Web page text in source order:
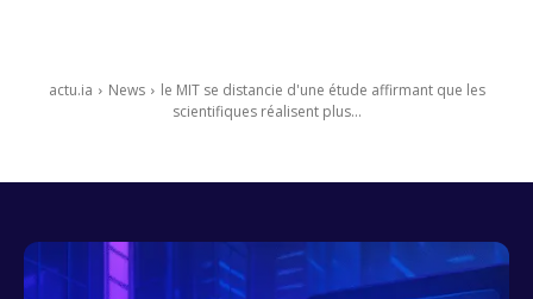
actu.ia News
le MIT se distancie d'une étude affirmant que les
scientifiques réalisent plus...